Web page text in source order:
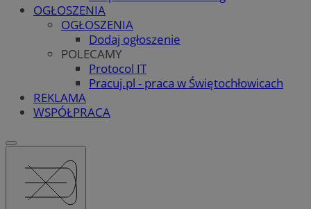
OGŁOSZENIA
OGŁOSZENIA
Dodaj ogłoszenie
POLECAMY
Protocol IT
Pracuj.pl - praca w Świętochłowicach
REKLAMA
WSPÓŁPRACA